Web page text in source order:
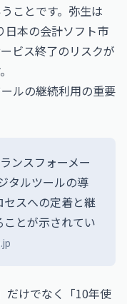
ことです。弥生は
日本の会計ソフト市
ビス終了のリスクが
ルの継続利用の重要
ンスフォーメー
タルツールの導
スへの定着と継
とが示されてい
だけでなく「10年使